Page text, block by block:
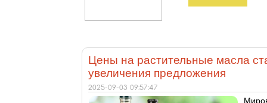
Цены на растительные масла
увеличения предложения
2025-09-03 09:57:47